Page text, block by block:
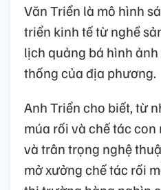
Văn Triển là mô hình
triển kinh tế từ nghề
lịch quảng bá hình
thống của địa phương.
Anh Triển cho biết, từ
múa rối và chế tác con
và trân trọng nghệ
mở xưởng chế tác rối